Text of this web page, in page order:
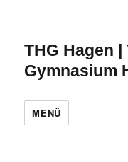
THG Hagen
Gymnasium
MENÜ